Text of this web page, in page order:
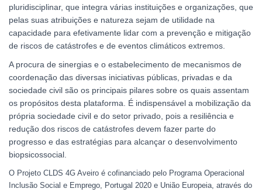
pluridisciplinar, que integra várias instituições e organizações, que
pelas suas atribuições e natureza sejam de utilidade na
capacidade para efetivamente lidar com a prevenção e mitigação
de riscos de catástrofes e de eventos climáticos extremos.
A procura de sinergias e o estabelecimento de mecanismos de
coordenação das diversas iniciativas públicas, privadas e da
sociedade civil são os principais pilares sobre os quais assentam
os propósitos desta plataforma. É indispensável a mobilização da
própria sociedade civil e do setor privado, pois a resiliência e
redução dos riscos de catástrofes devem fazer parte do
progresso e das estratégias para alcançar o desenvolvimento
biopsicossocial.
O Projeto CLDS 4G Aveiro é cofinanciado pelo Programa Operacional
Inclusão Social e Emprego, Portugal 2020 e União Europeia, através do